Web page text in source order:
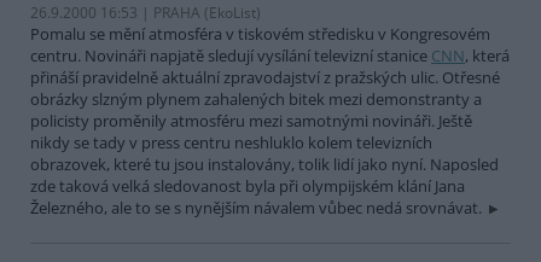
26.9.2000 16:53 | PRAHA (EkoList)
Pomalu se mění atmosféra v tiskovém středisku v Kongresovém
centru. Novináři napjatě sledují vysílání televizní stanice CNN, která
přináší pravidelně aktuální zpravodajství z pražských ulic. Otřesné
obrázky slzným plynem zahalených bitek mezi demonstranty a
policisty proměnily atmosféru mezi samotnými novináři. Ještě
nikdy se tady v press centru neshluklo kolem televizních
obrazovek, které tu jsou instalovány, tolik lidí jako nyní. Naposled
zde taková velká sledovanost byla při olympijském klání Jana
Železného, ale to se s nynějším návalem vůbec nedá srovnávat.